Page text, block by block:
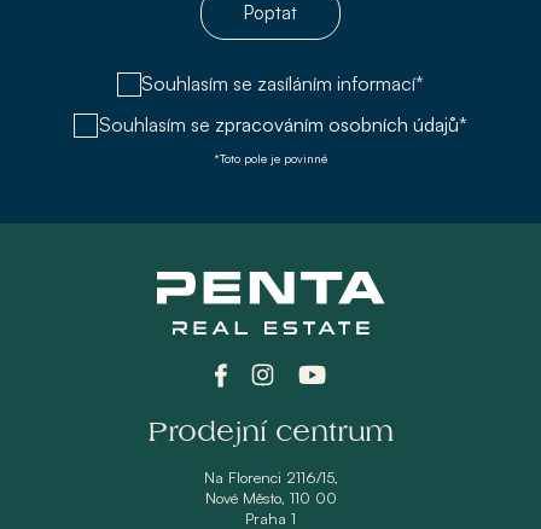
Poptat
Souhlasím se zasíláním informací*
Souhlasím se zpracováním osobních údajů*
*Toto pole je povinné
Prodejní centrum
Na Florenci 2116/15,
Nové Město, 110 00
Praha 1